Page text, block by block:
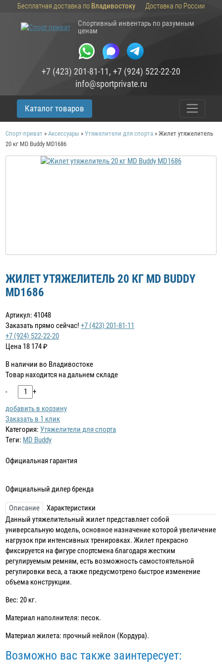
Бесплатная доставка по Владивостоку
Доставка по России
Спортивный инвентарь по разумным
ценам
+7 (423) 201-81-11, +7 (924) 522-22-20
info@sportprivate.ru
Каталог товаров
Спорт-приват »Аксессуары »Утяжелители для спорта »Жилет утяжелитель
20 кг MD Buddy MD1686
ЖИЛЕТ УТЯЖЕЛИТЕЛЬ 20 КГ MD BUDDY
MD1686
Артикул: 41048
Заказать прямо сейчас! +7 (423) 201-81-11
+7 (924) 522-22-20
Цена 18 174₽
В наличии во Владивостоке
Товар находится на дальнем складе
-
+
добавить в корзину
Заказать в 1 клик
Категория:Утяжелители для спорта
Теги: MD Buddy
Официальная гарантия
Официальный дилер бренда
Описание
Характеристики
Данный утяжелительный жилет представляет собой
универсальную модель, основное назначение которой увеличение
нагрузок при интенсивных тренировках. Жилет прекрасно
фиксируется на фигуре спортсмена благодаря жестким
регулируемым ремням, есть возможность самостоятельной
регулировки веса, а также предусмотрено быстрое изменение
объема конструкции.
Вес: 20 кг.
Материал наполнителя: песок.
Материал жилета: прочный нейлон (Кордура).
Возможно вас также заинтересует: